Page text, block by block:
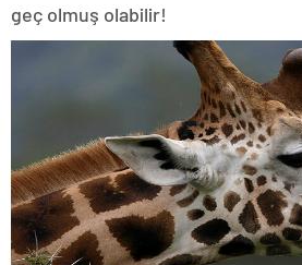
geç olmuş olabilir!